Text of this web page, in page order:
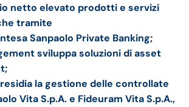
netto elevato prodotti e servizi
tramite
Sanpaolo Private Banking;
sviluppa soluzioni di asset
la gestione delle controllate
Vita S.p.A. e Fideuram Vita S.p.A.,